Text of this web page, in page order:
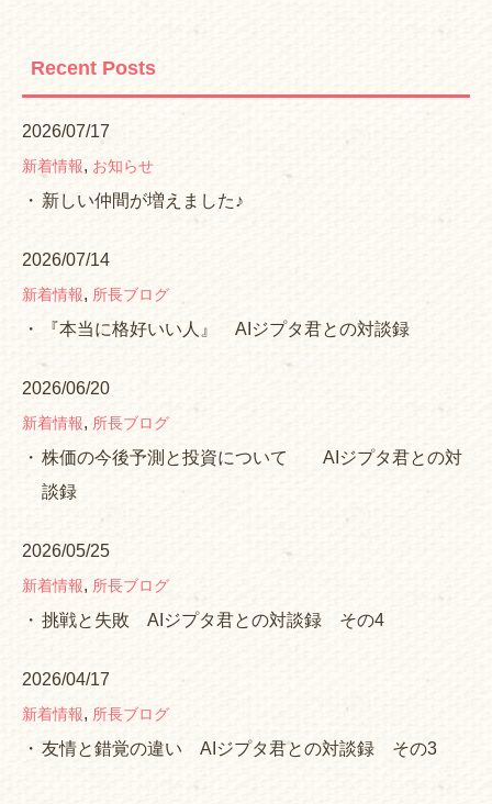
Recent Posts
2026/07/17
新着情報, お知らせ
新しい仲間が増えました♪
2026/07/14
新着情報, 所長ブログ
『本当に格好いい人』 AIジプタ君との対談録
2026/06/20
新着情報, 所長ブログ
株価の今後予測と投資について AIジプタ君との対
談録
2026/05/25
新着情報, 所長ブログ
挑戦と失敗 AIジプタ君との対談録 その4
2026/04/17
新着情報, 所長ブログ
友情と錯覚の違い AIジプタ君との対談録 その3